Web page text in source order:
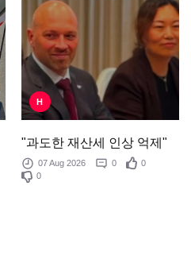
H
"과도한 재산세 인상 억제"
07 Aug 2026 0
0
0